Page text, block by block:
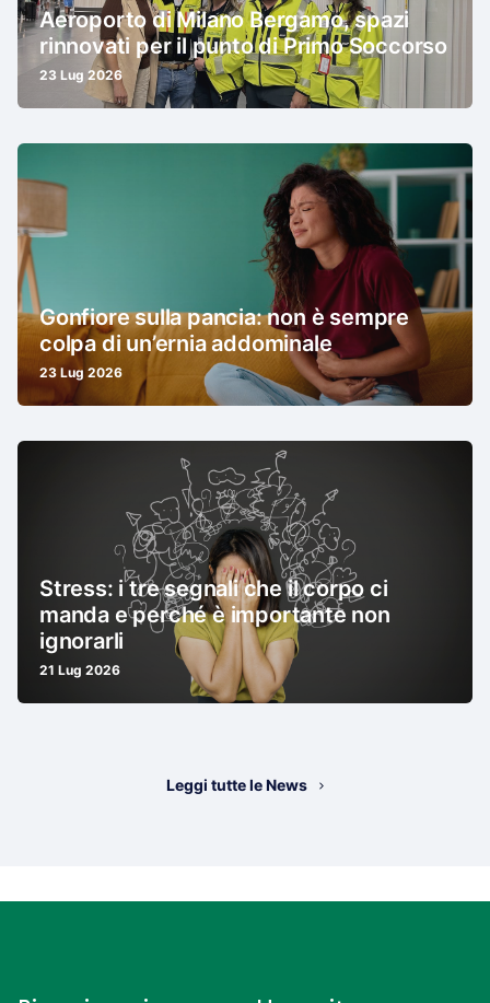
Aeroporto di Milano Bergamo, spazi
rinnovati per il punto di Primo Soccorso
23 Lug 2026
Gonfiore sulla pancia: non è sempre
colpa di un’ernia addominale
23 Lug 2026
Stress: i tre segnali che il corpo ci
manda e perché è importante non
ignorarli
21 Lug 2026
Leggi tutte le News